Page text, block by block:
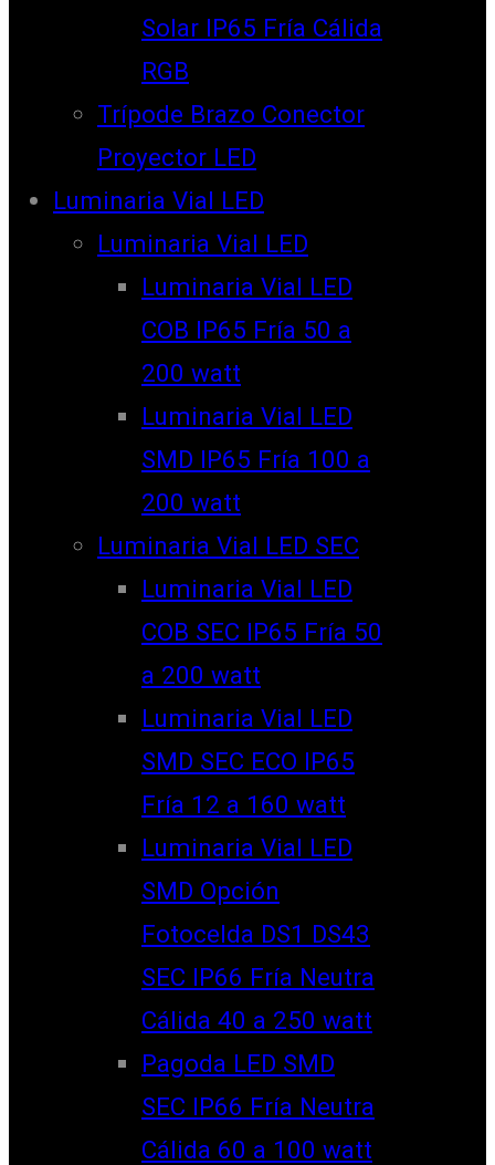
Solar IP65 Fría Cálida
RGB
Trípode Brazo Conector
Proyector LED
Luminaria Vial LED
Luminaria Vial LED
Luminaria Vial LED
COB IP65 Fría 50 a
200 watt
Luminaria Vial LED
SMD IP65 Fría 100 a
200 watt
Luminaria Vial LED SEC
Luminaria Vial LED
COB SEC IP65 Fría 50
a 200 watt
Luminaria Vial LED
SMD SEC ECO IP65
Fría 12 a 160 watt
Luminaria Vial LED
SMD Opción
Fotocelda DS1 DS43
SEC IP66 Fría Neutra
Cálida 40 a 250 watt
Pagoda LED SMD
SEC IP66 Fría Neutra
Cálida 60 a 100 watt